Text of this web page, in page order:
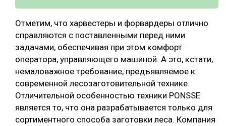
Отметим, что харвестеры и форвардеры отлично
справляются с поставленными перед ними
задачами, обеспечивая при этом комфорт
оператора, управляющего машиной. А это, кстати,
немаловажное требование, предъявляемое к
современной лесозаготовительной технике.
Отличительной особенностью техники PONSSE
является то, что она разрабатывается только для
сортиментного способа заготовки леса. Компания